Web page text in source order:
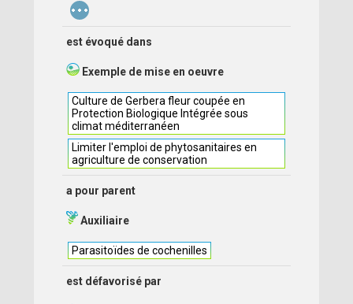
...
est évoqué dans
Exemple de mise en oeuvre
Culture de Gerbera fleur coupée en
Protection Biologique Intégrée sous
climat méditerranéen
Limiter l'emploi de phytosanitaires en
agriculture de conservation
a pour parent
Auxiliaire
Parasitoïdes de cochenilles
est défavorisé par